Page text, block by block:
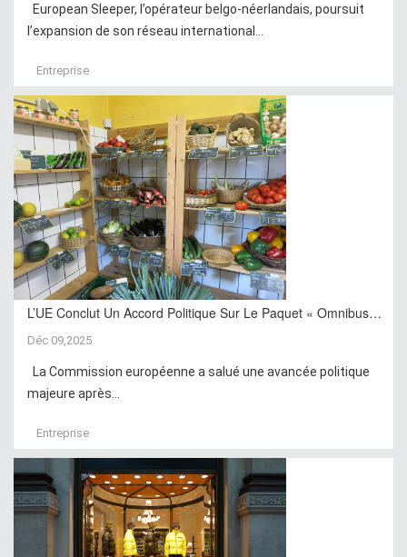
European Sleeper, l’opérateur belgo-néerlandais, poursuit
l’expansion de son réseau international...
Entreprise
L’UE Conclut Un Accord Politique Sur Le Paquet « Omnibus…
Déc 09,2025
La Commission européenne a salué une avancée politique
majeure après...
Entreprise